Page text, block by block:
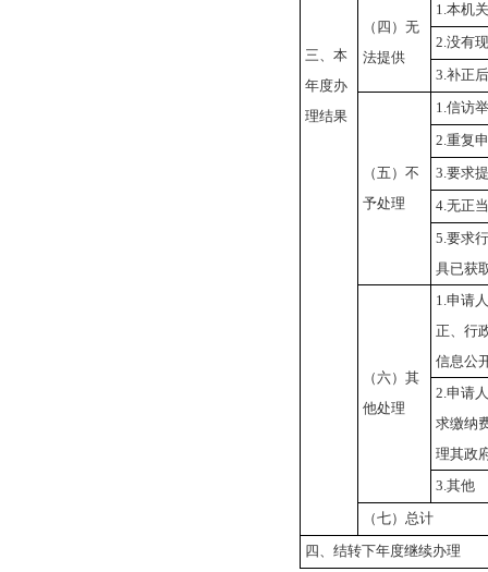
三、本
年度办
理结果
（四）无
法提供
1.本机
2.没有
3.补正
（五）不
予处理
1.信访
2.重复
3.要求
4.无正
5.要求
具已获
（六）其
他处理
1.申请
正、行
信息公
2.申请
求缴纳
理其政
3.其他
（七）总计
四、结转下年度继续办理